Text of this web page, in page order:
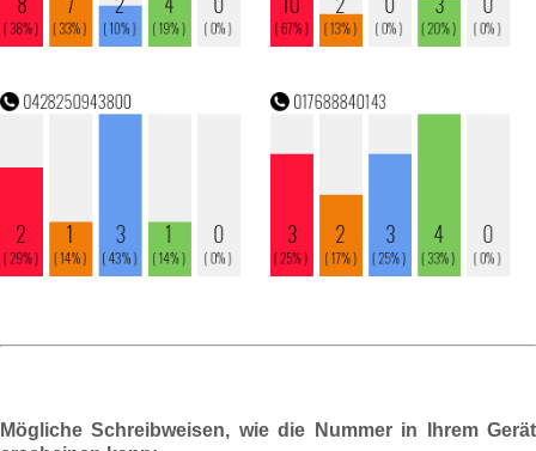
Mögliche Schreibweisen, wie die Nummer in Ihrem Gerät